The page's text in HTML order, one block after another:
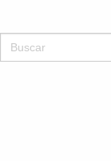
Buscar: